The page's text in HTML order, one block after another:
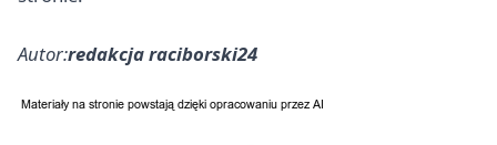
Autor:redakcja raciborski24